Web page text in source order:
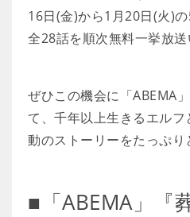
16日(金)から1月20日(火)
全28話を順次無料一挙放送
ぜひこの機会に「ABEMA
て、千年以上生きるエル
動のストーリーをたっぷり
■「ABEMA」『